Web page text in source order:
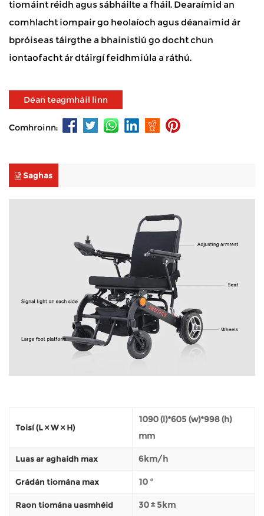
tiomáint réidh agus sábháilte a fháil. Dearaímid an
comhlacht iompair go heolaíoch agus déanaimid ár
bpróiseas táirgthe a bhainistiú go docht chun
iontaofacht ár dtáirgí feidhmiúla a ráthú.
Déan teagmháil linn
Comhroinn:
Saghas
Toisí (L × W × H)
1090 (l)*605 (w)*998 (h)
mm
Luas ar aghaidh max 6km/h
Grádán tiomána max 10 °
Raon tiomána uasmhéid 30 ± 5km